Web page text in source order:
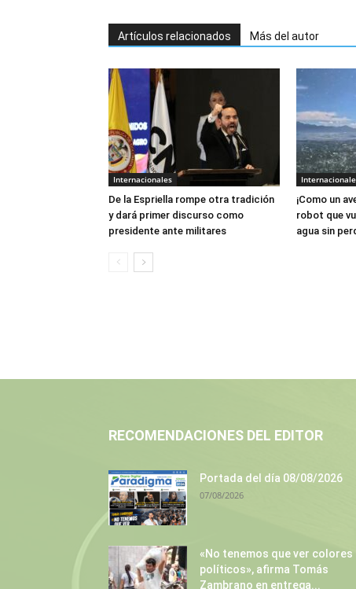
Artículos relacionados Más del autor
Internacionales
De la Espriella rompe otra tradición
y dará primer discurso como
presidente ante militares
¡Como un
robot que
agua sin
RECOMENDACIONES DEL EDITOR
Portada del día 08/08/2026
07/08/2026
«No tenemos que ver colores
políticos», afirma Tomás
Zambrano en entrega...